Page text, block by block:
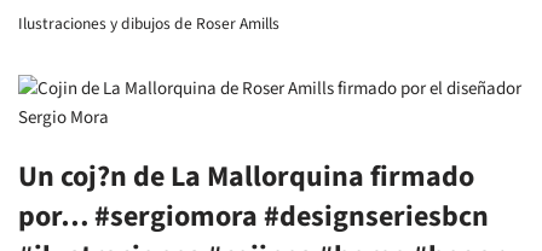
Ilustraciones y dibujos de Roser Amills
Un coj?n de La Mallorquina firmado
por… #sergiomora #designseriesbcn